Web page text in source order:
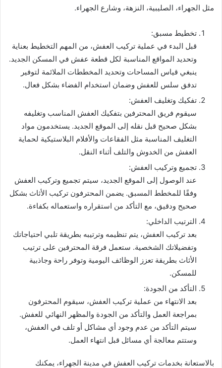
مثل الجهراء، الصليبية، النزهة، وشارع الجهراء.
تخطيط مسبق:
قبل البدء في عملية تركيب العفش، من المهم التخطيط بعناية
وتحديد المواقع المناسبة لكل قطعة عفش في المسكن الجديد.
ينبغي قياس المساحات وتحديد المخططات الملائمة لتوفير
تدفق سلس للعفش وضمان استخدام الفضاء بشكل فعال.
تفكيك وتغليف العفش:
سيقوم فريق المحترفين بتفكيك العفش المناسب وتغليفه
بشكل صحيح قبل نقله إلى الموقع الجديد. يستخدمون مواد
التغليف المناسبة مثل الفقاعات والأفلام البلاستيكية لحماية
العفش من الخدوش والتلف أثناء النقل.
تجميع وتركيب العفش:
عند الوصول إلى الموقع الجديد، سيتم تجميع وتركيب العفش
وفقًا للمخطط المسبق. يضمن المحترفون تركيب الأثاث بشكل
صحيح ودقيق، مع التأكد من استقراره واستعماله بكفاءة.
الترتيب الداخلي:
بعد تركيب العفش، يتم تنظيمه وترتيبه بطريقة تلبي احتياجاتك
وتفضيلاتك الشخصية. ستعمل فرقة المحترفين على ترتيب
الأثاث بطريقة تعزز الوظائف اليومية وتوفر راحة وجاذبية
للمسكن.
التأكد من الجودة:
بعد الانتهاء من عملية تركيب العفش، سيقوم المحترفون
بمراجعة العمل والتأكد من الجودة والمظهر النهائي للعفش.
سيتم التأكد من عدم وجود أي مشاكل أو تلف في العفش،
وستتم معالجة أي مسائل قبل انتهاء العمل.
بالاستعانة بخدمات تركيب العفش في مدينة الجهراء، يمكنك